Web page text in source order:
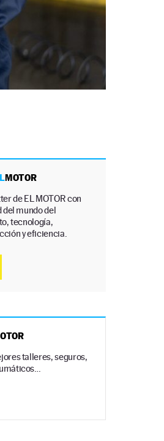
MOTOR
de EL MOTOR con
del mundo del
tecnología,
y eficiencia.
talleres, seguros,